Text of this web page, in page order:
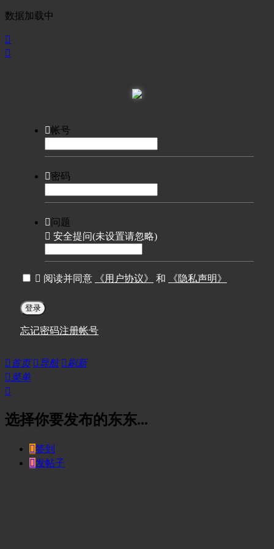
数据加载中


帐号
密码
问题
 安全提问(未设置请忽略)
 阅读并同意 《用户协议》 和 《隐私声明》
登录
忘记密码注册帐号
 首页 导航  刷新
菜单

选择你要发布的东东...
签到
发帖子